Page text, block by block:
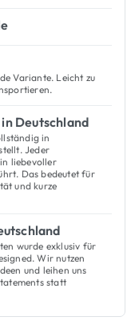
Variante. Leicht zu
Deutschland
in
Jeder
liebevoller
Das bedeutet für
und kurze
wurde exklusiv für
Wir nutzen
und leihen uns
statt